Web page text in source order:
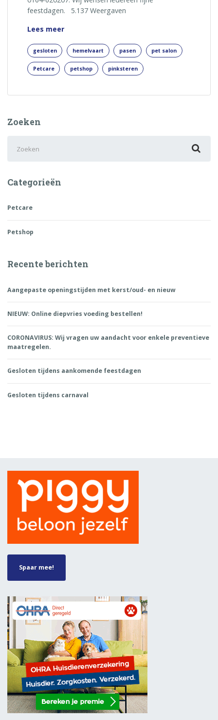
feestdagen. 5.137 Weergaven
Lees meerGesloten
aankomende
feestdagen
gesloten hemelvaart pasen pet salon
Petcare petshop pinksteren
Zoeken
naar:
Categorieën
Petcare
Petshop
Recente berichten
Aangepaste openingstijden met kerst/oud- en nieuw
NIEUW: Online diepvries voeding bestellen!
CORONAVIRUS: Wij vragen uw aandacht voor enkele preventieve
maatregelen.
Gesloten tijdens aankomende feestdagen
Gesloten tijdens carnaval
Spaar mee!